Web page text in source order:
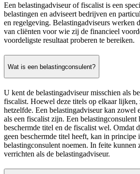
Een belastingadviseur of fiscalist is een
belastingen en adviseert bedrijven en
en regelgeving. Belastingadviseurs werken
van cliënten voor wie zij de financieel
voordeligste resultaat proberen te bereiken.
Wat is een belastingconsulent?
U kent de belastingadviseur misschien als
fiscalist. Hoewel deze titels op elkaar lijken,
hetzelfde. Een belastingadviseur kan zowel
als een fiscalist zijn. Een belastingconsulent
beschermde titel en de fiscalist wel. Omdat
geen beschermde titel heeft, kan in principe
belastingconsulent noemen. In feite kunnen
verrichten als de belastingadviseur.